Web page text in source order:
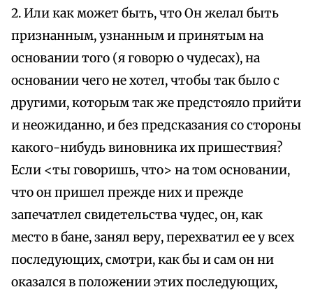
2. Или как может быть, что Он желал быть
признанным, узнанным и принятым на
основании того (я говорю о чудесах), на
основании чего не хотел, чтобы так было с
другими, которым так же предстояло прийти
и неожиданно, и без предсказания со стороны
какого-нибудь виновника их пришествия?
Если <ты говоришь, что> на том основании,
что он пришел прежде них и прежде
запечатлел свидетельства чудес, он, как
место в бане, занял веру, перехватил ее у всех
последующих, смотри, как бы и сам он ни
оказался в положении этих последующих,